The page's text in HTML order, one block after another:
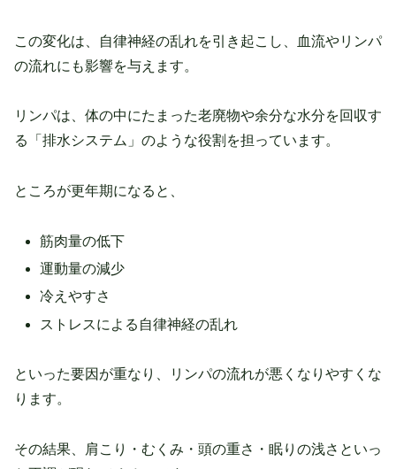
この変化は、自律神経の乱れを引き起こし、血流やリンパ
の流れにも影響を与えます。
リンパは、体の中にたまった老廃物や余分な水分を回収す
る「排水システム」のような役割を担っています。
ところが更年期になると、
筋肉量の低下
運動量の減少
冷えやすさ
ストレスによる自律神経の乱れ
といった要因が重なり、リンパの流れが悪くなりやすくな
ります。
その結果、肩こり・むくみ・頭の重さ・眠りの浅さといっ